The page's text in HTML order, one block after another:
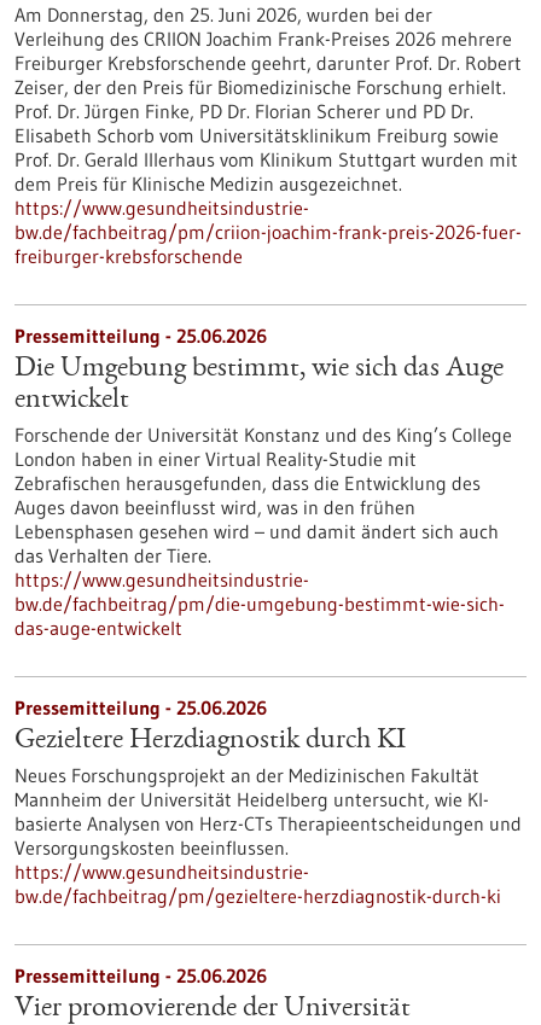
Am Donnerstag, den 25. Juni 2026, wurden bei der
Verleihung des CRIION Joachim Frank-Preises 2026 mehrere
Freiburger Krebsforschende geehrt, darunter Prof. Dr. Robert
Zeiser, der den Preis für Biomedizinische Forschung erhielt.
Prof. Dr. Jürgen Finke, PD Dr. Florian Scherer und PD Dr.
Elisabeth Schorb vom Universitätsklinikum Freiburg sowie
Prof. Dr. Gerald Illerhaus vom Klinikum Stuttgart wurden mit
dem Preis für Klinische Medizin ausgezeichnet.
https://www.gesundheitsindustrie-
bw.de/fachbeitrag/pm/criion-joachim-frank-preis-2026-fuer-
freiburger-krebsforschende
Pressemitteilung - 25.06.2026
Die Umgebung bestimmt, wie sich das Auge
entwickelt
Forschende der Universität Konstanz und des King’s College
London haben in einer Virtual Reality-Studie mit
Zebrafischen herausgefunden, dass die Entwicklung des
Auges davon beeinflusst wird, was in den frühen
Lebensphasen gesehen wird – und damit ändert sich auch
das Verhalten der Tiere.
https://www.gesundheitsindustrie-
bw.de/fachbeitrag/pm/die-umgebung-bestimmt-wie-sich-
das-auge-entwickelt
Pressemitteilung - 25.06.2026
Gezieltere Herzdiagnostik durch KI
Neues Forschungsprojekt an der Medizinischen Fakultät
Mannheim der Universität Heidelberg untersucht, wie KI-
basierte Analysen von Herz-CTs Therapieentscheidungen und
Versorgungskosten beeinflussen.
https://www.gesundheitsindustrie-
bw.de/fachbeitrag/pm/gezieltere-herzdiagnostik-durch-ki
Pressemitteilung - 25.06.2026
Vier promovierende der Universität